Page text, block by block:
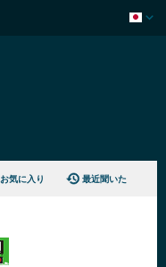
お気に入り 最近聞いた